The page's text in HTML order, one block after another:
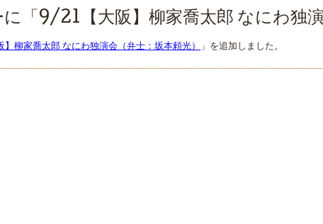
「9/21【大阪】柳家喬太郎 なにわ独
柳家喬太郎 なにわ独演会（弁士：坂本頼光） 」を追加しました。